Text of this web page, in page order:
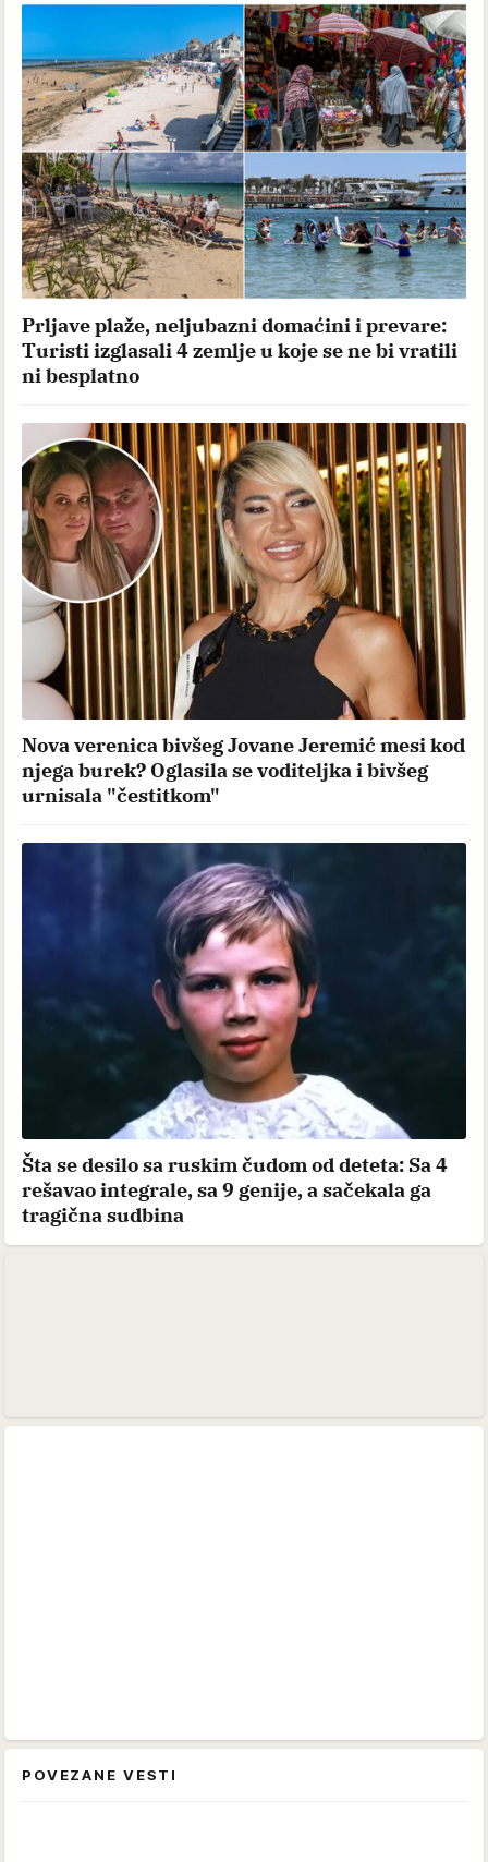
Prljave plaže, neljubazni domaćini i prevare:
Turisti izglasali 4 zemlje u koje se ne bi vratili
ni besplatno
Nova verenica bivšeg Jovane Jeremić mesi kod
njega burek? Oglasila se voditeljka i bivšeg
urnisala "čestitkom"
Šta se desilo sa ruskim čudom od deteta: Sa 4
rešavao integrale, sa 9 genije, a sačekala ga
tragična sudbina
POVEZANE VESTI